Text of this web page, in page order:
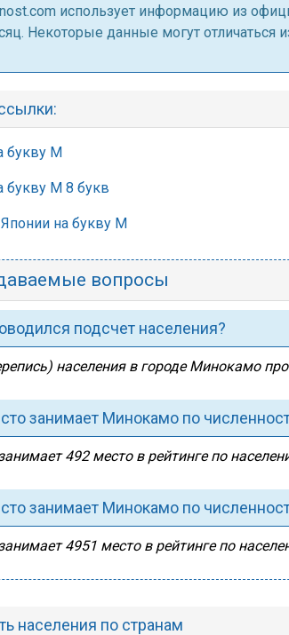
использует информацию из
Некоторые данные могут отличаться
букву М
букву М 8 букв
на букву М
вопросы
подсчет населения?
населения в городе Минокамо
занимает Минокамо по
492 место в рейтинге по
занимает Минокамо по
4951 место в рейтинге по
населения по странам